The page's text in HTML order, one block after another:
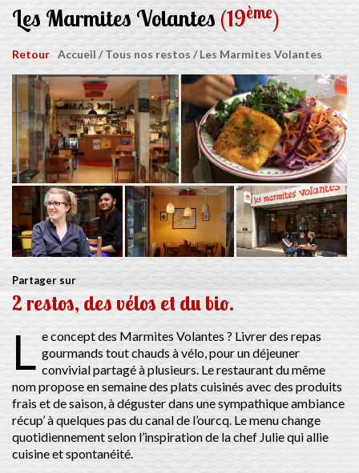
Les Marmites Volantes (19ème)
Retour Accueil /Tous nos restos /Les Marmites Volantes
Partager sur
2 restos, des vélos et du bio.
L e concept des Marmites Volantes ? Livrer des repas
gourmands tout chauds à vélo, pour un déjeuner
convivial partagé à plusieurs. Le restaurant du même
nom propose en semaine des plats cuisinés avec des produits
frais et de saison, à déguster dans une sympathique ambiance
récup’ à quelques pas du canal de l’ourcq. Le menu change
quotidiennement selon l’inspiration de la chef Julie qui allie
cuisine et spontanéité.